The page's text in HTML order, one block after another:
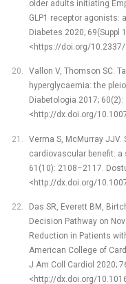
older adults initiating
GLP1 receptor agonists:
Diabetes 2020; 69(Suppl
<https://doi.org/10.2337/
Vallon V, Thomson SC.
hyperglycaemia: the
Diabetologia 2017;
<http://dx.doi.org/
Verma S, McMurray
cardiovascular benefit: a
61(10): 2108–2117.
<http://dx.doi.org/
Das SR, Everett BM,
Decision Pathway on
Reduction in Patients
American College of
J Am Coll Cardiol 2020;
<http://dx.doi.org/